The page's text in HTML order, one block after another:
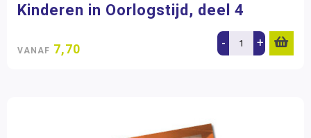
Kinderen in Oorlogstijd, deel 4
VANAF 7,70 - +